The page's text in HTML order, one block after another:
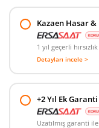
Kazaen Hasar &
1 yıl geçerli
Detayları incele >
+2 Yıl Ek
Uzatılmış garanti